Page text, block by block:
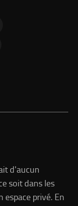
d'aucun
soit dans les
privé. En